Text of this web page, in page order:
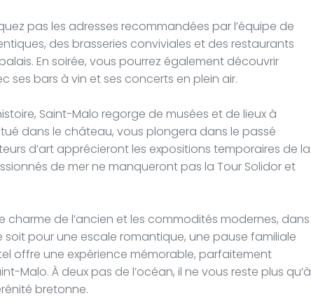
pas les adresses recommandées par l’équipe de
des brasseries conviviales et des restaurants
En soirée, vous pourrez également découvrir
ses bars à vin et ses concerts en plein air.
Saint-Malo regorge de musées et de lieux à
dans le château, vous plongera dans le passé
d’art apprécieront les expositions temporaires de la
de mer ne manqueront pas la Tour Solidor et
charme de l’ancien et les commodités modernes, dans
pour une escale romantique, une pause familiale
offre une expérience mémorable, parfaitement
Malo. À deux pas de l’océan, il ne vous reste plus qu’à
bretonne.